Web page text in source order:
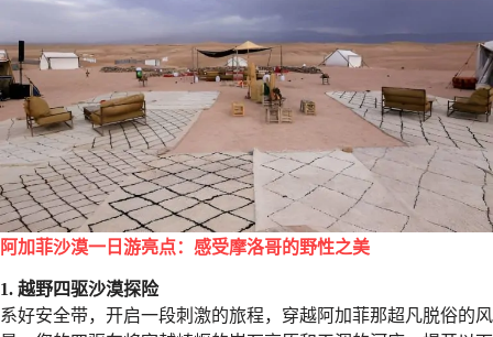
阿加菲沙漠一日游亮点：感受摩洛哥的野性之美
1. 越野四驱沙漠探险
系好安全带，开启一段刺激的旅程，穿越阿加菲那超凡脱俗的风